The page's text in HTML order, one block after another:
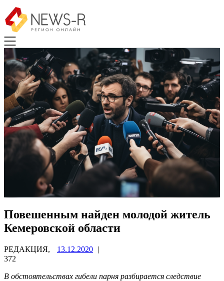
Повешенным найден молодой житель
Кемеровской области
РЕДАКЦИЯ, 13.12.2020 |
372
В обстоятельствах гибели парня разбирается следствие